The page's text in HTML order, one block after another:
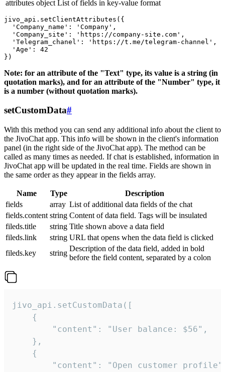
attributes object List of fields in key-value format
jivo_api.setClientAttributes({
  'Company_name': 'Company',
  'Company_site': 'https://company-site.com',
  'Telegram_chanel': 'https://t.me/telegram-channel',
  'Age': 42
Note: for an attribute of the "Text" type, its value is a string (in
quotation marks), and for an attribute of the "Number" type, it
is a number (without quotation marks).
setCustomData#
With this method you can send any additional info about the client to
the JivoChat app. This info will be shown in the client's information
panel (in the right side of the JivoChat app). The method can be
called as many times as needed. If chat is established, information in
JivoChat app will be updated in the real time. Fields are shown in
the same order as they appear in the fields array.
Name Type
Description
fields
array List of additional data fields of the chat
fields.content string Content of data field. Tags will be insulated
fileds.title
string Title shown above a data field
fileds.link
string URL that opens when the data field is clicked
fileds.key
string
Description of the data field, added in bold
before the field content, separated by a colon
jivo_api.setCustomData([
    {
        "content": "User balance: $56",
    },
    {
"content": "Open customer